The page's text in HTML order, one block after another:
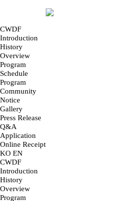
CWDF
Introduction
History
Overview
Program
Schedule
Program
Community
Notice
Gallery
Press Release
Q&A
Application
Online Receipt
KO EN
CWDF
Introduction
History
Overview
Program